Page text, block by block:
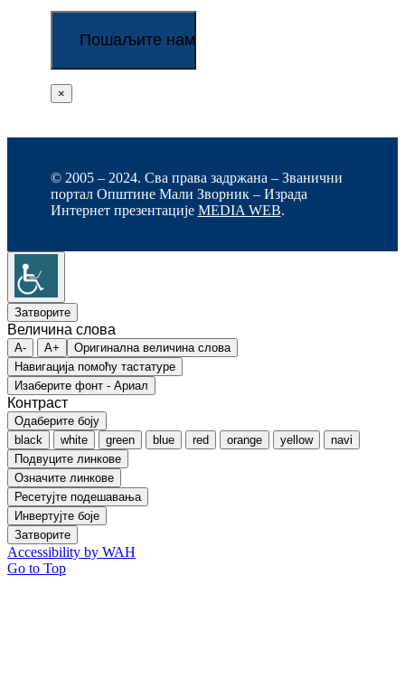
×
© 2005 – 2024. Сва права задржана – Званични
портал Општине Мали Зворник – Израда
Интернет презентације MEDIA WEB.
Затворите
Величина слова
A- A+
Оригинална величина слова
Навигација помоћу тастатуре
Изаберите фонт - Ариал
Контраст
Одаберите боју
black
white green blue red orange yellow
navi
Подвуците линкове
Означите линкове
Ресетујте подешавања
Инвертујте боје
Затворите
Accessibility by WAH
Go to Top